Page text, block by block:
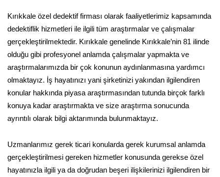
Kırıkkale özel dedektif firması olarak faaliyetlerimiz kapsamında
dedektiflik hizmetleri ile ilgili tüm araştırmalar ve çalışmalar
gerçekleştirilmektedir. Kırıkkale genelinde Kırıkkale’nin 81 ilinde
olduğu gibi profesyonel anlamda çalışmalar yapmakta ve
araştırmalarımızda bir çok konunun aydınlanmasına yardımcı
olmaktayız. İş hayatınızı yani şirketinizi yakından ilgilendiren
konular hakkında piyasa araştırmasından tutunda birçok farklı
konuya kadar araştırmakta ve size araştırma sonucunda
ayrıntılı olarak bilgi aktarımında bulunmaktayız.
Uzmanlarımız gerek ticari konularda gerek kurumsal anlamda
gerçekleştirilmesi gereken hizmetler konusunda gerekse özel
hayatınızla ilgili ya da doğrudan beşeri ilişkilerinizi ilgilendiren bir